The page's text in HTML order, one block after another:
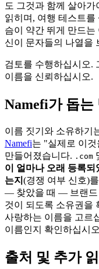
도 그것과 함께 살아가
읽히며, 여행 테스트
슴이 약간 뛰게 만드
신이 문자들의 나열을
검토를 수행하십시오.
이름을 신뢰하십시오.
Namefi가 돕는
이름 짓기와 소유하기
Namefi는 "실제로 이것
만들어졌습니다. .com
이 얼마나 오래 등록되
는지 (경쟁 여부 신호)
— 찾았을 때 — 브랜드
것이 되도록 소유권을
사랑하는 이름을 고르
이름인지 확인하십시
출처 및 추가